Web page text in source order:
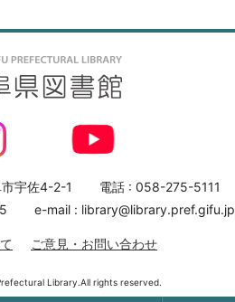
宇佐4-2-1
電話 : 058-275-5111
e-mail : library@library.pref.gifu.jp
ご意見・お問い合わせ
Library.All rights reserved.